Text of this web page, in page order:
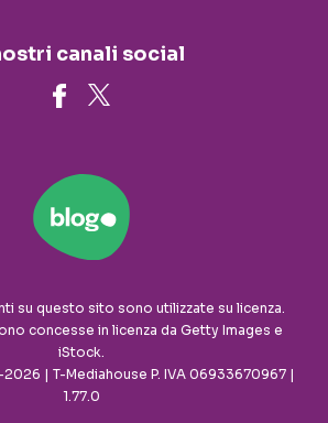
canali social
su questo sito sono utilizzate su licenza.
concesse in licenza da Getty Images e
iStock.
| T-Mediahouse P. IVA 06933670967 |
1.77.0